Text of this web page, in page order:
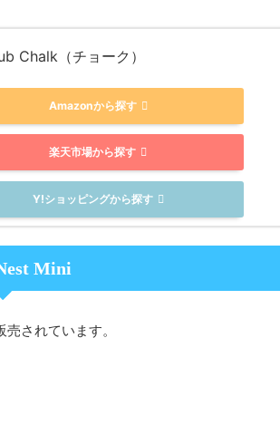
Chalk（チョーク）
Amazonから探す
楽天市場から探す
Y!ショッピングから探す
Mini
売されています。